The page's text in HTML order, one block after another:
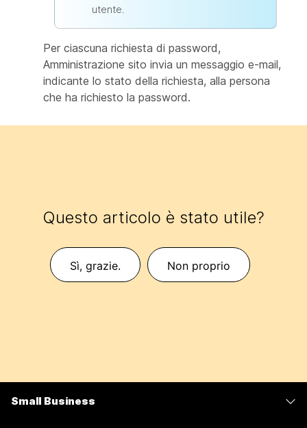
utente.
Per ciascuna richiesta di password,
Amministrazione sito invia un messaggio e-mail,
indicante lo stato della richiesta, alla persona
che ha richiesto la password.
Questo articolo è stato utile?
Sì, grazie. Non proprio
Small Business